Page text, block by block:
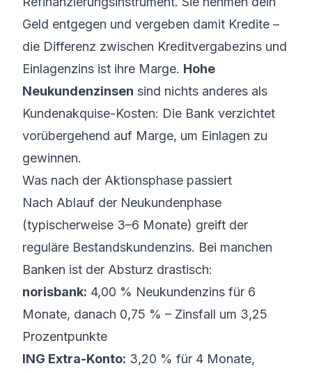
Geld entgegen und vergeben damit Kredite –
die Differenz zwischen Kreditvergabezins und
Einlagenzins ist ihre Marge. Hohe
Neukundenzinsen sind nichts anderes als
Kundenakquise-Kosten: Die Bank verzichtet
vorübergehend auf Marge, um Einlagen zu
gewinnen.
Was nach der Aktionsphase passiert
Nach Ablauf der Neukundenphase
(typischerweise 3–6 Monate) greift der
reguläre Bestandskundenzins. Bei manchen
Banken ist der Absturz drastisch:
norisbank: 4,00 % Neukundenzins für 6
Monate, danach 0,75 % – Zinsfall um 3,25
Prozentpunkte
ING Extra-Konto: 3,20 % für 4 Monate,